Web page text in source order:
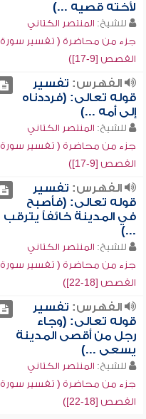
لأخته قصيه ...)
للشيخ: المنتصر الكتاني
جزء من محاضرة ( تفسير سورة
القصص [9-17])
الفهرس: تفسير
قوله تعالى: (فرددناه
إلى أمه ...)
للشيخ: المنتصر الكتاني
جزء من محاضرة ( تفسير سورة
القصص [9-17])
الفهرس: تفسير
قوله تعالى: (فأصبح
في المدينة خائفاً يترقب
...)
للشيخ: المنتصر الكتاني
جزء من محاضرة ( تفسير سورة
القصص [18-22])
الفهرس: تفسير
قوله تعالى: (وجاء
رجل من أقصى المدينة
يسعى ...)
للشيخ: المنتصر الكتاني
جزء من محاضرة ( تفسير سورة
القصص [18-22])